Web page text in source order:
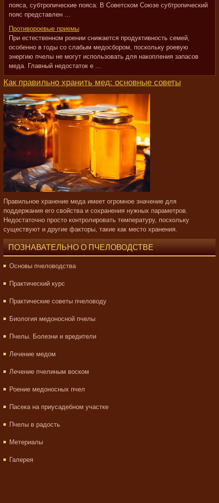
пояса, субтропические пояса. В Советском Союзе субтропический
пояс представлен ...
Противороевые приемы
При естественном роении снижается продуктивность семей,
особенно в годы со слабым медосбором, поскольку роевую
энергию пчелы не могут использовать для накопления запасов
меда. Главный недостаток е ...
Как правильно хранить мед: основные советы
Правильное хранение меда имеет огромное значение для
поддержания его свойства и сохранения нужных параметров.
Недостаточно просто контролировать температуру, поскольку
существуют и другие факторы, такие как место хранения.
ПОЗНАВАТЕЛЬНО О ПЧЕЛОВОДСТВЕ
Основы пчеловодства
Практический курс
Практические советы пчеловоду
Биология медоносной пчелы
Пчелы. Болезни и вредители
Лечение медом
Лечение пчелиным воском
Роение медоносных пчел
Пасека на приусадебном участке
Пчелы в радость
Метериалы
Галерея